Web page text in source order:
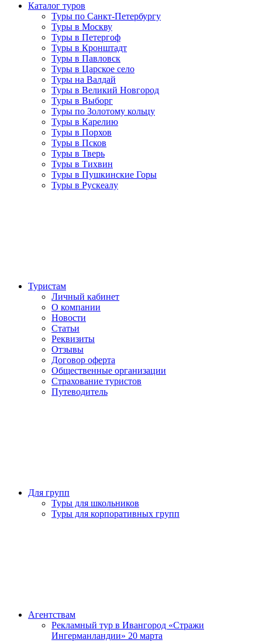
Каталог туров
Туры по Санкт-Петербургу
Туры в Москву
Туры в Петергоф
Туры в Кронштадт
Туры в Павловск
Туры в Царское село
Туры на Валдай
Туры в Великий Новгород
Туры в Выборг
Туры по Золотому кольцу
Туры в Карелию
Туры в Порхов
Туры в Псков
Туры в Тверь
Туры в Тихвин
Туры в Пушкинские Горы
Туры в Рускеалу
Туристам
Личный кабинет
О компании
Новости
Статьи
Реквизиты
Отзывы
Договор оферта
Общественные организации
Страхование туристов
Путеводитель
Для групп
Туры для школьников
Туры для корпоративных групп
Агентствам
Рекламный тур в Ивангород «Стражи
Ингерманландии» 20 марта